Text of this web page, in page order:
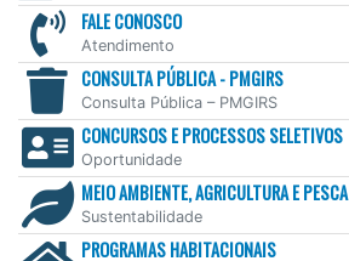
FALE CONOSCO
Atendimento
CONSULTA PÚBLICA - PMGIRS
Consulta Pública – PMGIRS
CONCURSOS E PROCESSOS SELETIVOS
Oportunidade
MEIO AMBIENTE, AGRICULTURA E PESCA
Sustentabilidade
PROGRAMAS HABITACIONAIS